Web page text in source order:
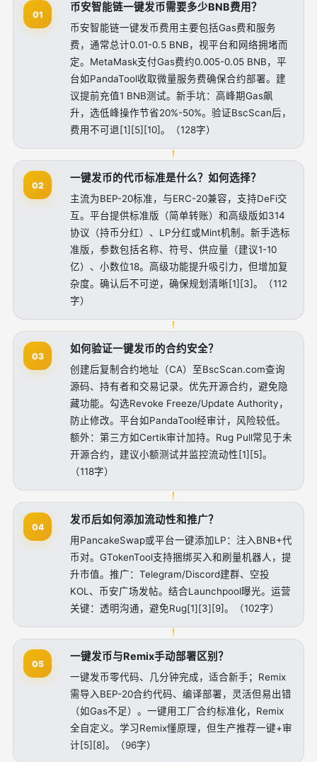
01
币安智能链一键发币需要多少BNB费用？
币安智能链一键发币费用主要包括Gas费和服务
费，通常总计0.01-0.5 BNB，视平台和网络拥堵而
定。MetaMask支付Gas费约0.005-0.05 BNB，平
台如PandaTool收取微量服务费确保合约部署。建
议提前充值1 BNB测试。新手坑：高峰期Gas飙
升，选低峰操作节省20%-50%。验证BscScan后，
费用不可退[1][5][10]。（128字）
02
一键发币的代币标准是什么？如何选择？
主流为BEP-20标准，与ERC-20兼容，支持DeFi交
互。平台提供标准版（简单转账）和高级版如314
协议（持币分红）、LP分红或Mint机制。新手选标
准版，参数包括名称、符号、供应量（建议1-10
亿）、小数位18。高级功能提升吸引力，但增加复
杂度。确认后不可逆，确保规划清晰[1][3]。（112
字）
03
如何验证一键发币的合约安全？
创建后复制合约地址（CA）至BscScan.com查询
源码、持有者和交易记录。优先开源合约，避免隐
藏功能。勾选Revoke Freeze/Update Authority，
防止修改。平台如PandaTool经审计，风险较低。
额外：第三方如Certik审计加持。Rug Pull常见于未
开源合约，建议小额测试并监控流动性[1][5]。
（118字）
04
发币后如何添加流动性和推广？
用PancakeSwap或平台一键添加LP：注入BNB+代
币对。GTokenTool支持捆绑买入和刷量机器人，提
升市值。推广：Telegram/Discord建群、空投
KOL、币安广场发帖。结合Launchpool曝光。运营
关键：透明沟通，避免Rug[1][3][9]。（102字）
05
一键发币与Remix手动部署区别？
一键发币零代码、几分钟完成，适合新手；Remix
需导入BEP-20合约代码、编译部署，灵活但易出错
（如Gas不足）。一键用工厂合约标准化，Remix
全自定义。学习Remix懂原理，但生产推荐一键+审
计[5][8]。（96字）